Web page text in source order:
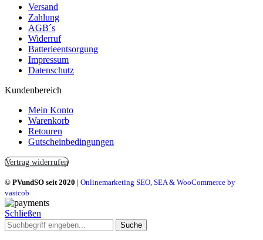
Versand
Zahlung
AGB´s
Widerruf
Batterieentsorgung
Impressum
Datenschutz
Kundenbereich
Mein Konto
Warenkorb
Retouren
Gutscheinbedingungen
Vertrag widerrufen
© PVundSO seit 2020 | Onlinemarketing SEO, SEA & WooCommerce by
vastcob
Schließen
Suche